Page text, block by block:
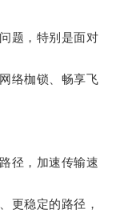
题，特别是面对
络枷锁、畅享飞
径，加速传输速
稳定的路径，